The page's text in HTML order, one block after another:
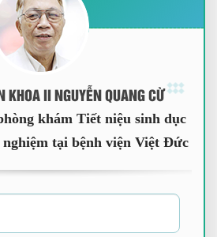
KHOA II NGUYỄN QUANG CỪ
khám Tiết niệu sinh dục
tại bệnh viện Việt Đức